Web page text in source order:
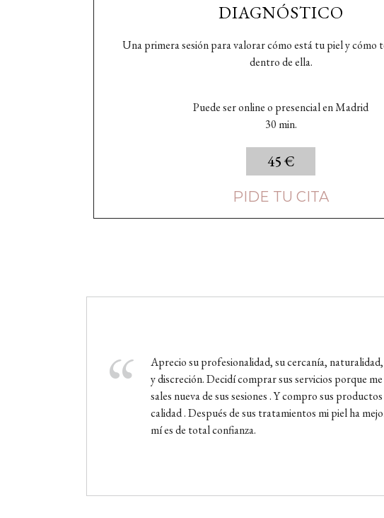
DIAGNÓSTICO
Una primera sesión para valorar cómo está tu piel y cómo
dentro de ella.
Puede ser online o presencial en Madrid
30 min.
45 €
PIDE TU CITA
Aprecio su profesionalidad, su cercanía,
y discreción. Decidí comprar sus servicios porque
sales nueva de sus sesiones . Y compro sus
calidad . Después de sus tratamientos mi piel ha
mí es de total confianza.